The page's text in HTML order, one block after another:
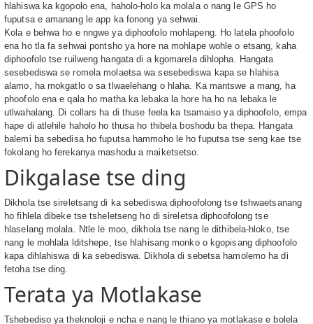
hlahiswa ka kgopolo ena, haholo-holo ka molala o nang le GPS ho
fuputsa e amanang le app ka fonong ya sehwai.
Kola e behwa ho e nngwe ya diphoofolo mohlapeng. Ho latela phoofolo
ena ho tla fa sehwai pontsho ya hore na mohlape wohle o etsang, kaha
diphoofolo tse ruilweng hangata di a kgomarela dihlopha. Hangata
sesebediswa se romela molaetsa wa sesebediswa kapa se hlahisa
alamo, ha mokgatlo o sa tlwaelehang o hlaha. Ka mantswe a mang, ha
phoofolo ena e qala ho matha ka lebaka la hore ha ho na lebaka le
utlwahalang. Di collars ha di thuse feela ka tsamaiso ya diphoofolo, empa
hape di atlehile haholo ho thusa ho thibela boshodu ba thepa. Hangata
balemi ba sebedisa ho fuputsa hammoho le ho fuputsa tse seng kae tse
fokolang ho ferekanya mashodu a maiketsetso.
Dikgalase tse ding
Dikhola tse sireletsang di ka sebediswa diphoofolong tse tshwaetsanang
ho fihlela dibeke tse tsheletseng ho di sireletsa diphoofolong tse
hlaselang molala. Ntle le moo, dikhola tse nang le dithibela-hloko, tse
nang le mohlala lditshepe, tse hlahisang monko o kgopisang diphoofolo
kapa dihlahiswa di ka sebediswa. Dikhola di sebetsa hamolemo ha di
fetoha tse ding.
Terata ya Motlakase
Tshebediso ya theknoloji e ncha e nang le thiano ya motlakase e bolela